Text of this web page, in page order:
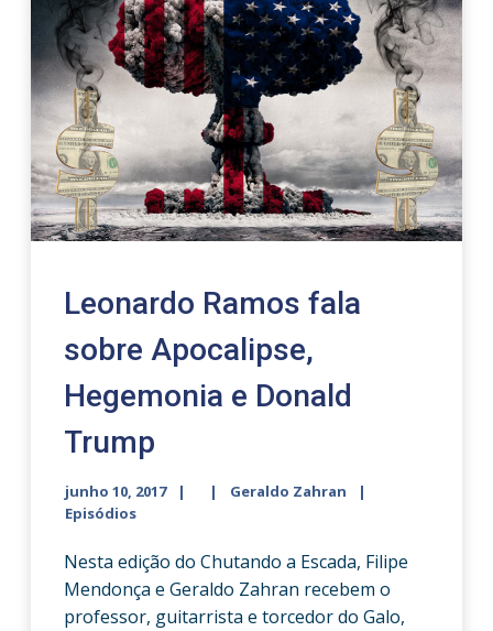
Leonardo Ramos fala
sobre Apocalipse,
Hegemonia e Donald
Trump
junho 10, 2017
Geraldo Zahran
Episódios
Nesta edição do Chutando a Escada, Filipe
Mendonça e Geraldo Zahran recebem o
professor, guitarrista e torcedor do Galo,